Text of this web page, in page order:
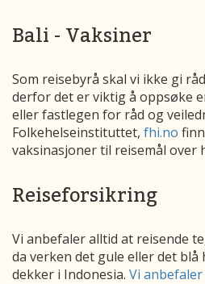
Bali - Vaksiner
Som reisebyrå skal vi ikke gi
derfor det er viktig å oppsøke
eller fastlegen for råd og
Folkehelseinstituttet, fhi.no
vaksinasjoner til reisemål over
Reiseforsikring
Vi anbefaler alltid at reisende
da verken det gule eller det
dekker i Indonesia. Vi